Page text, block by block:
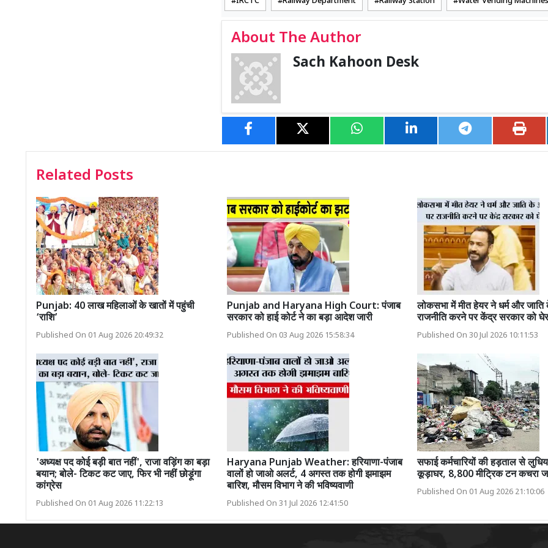
About The Author
Sach Kahoon Desk
Related Posts
Punjab: 40 लाख महिलाओं के खातों में पहुंची
‘राशि’
Published On 01 Aug 2026 20:49:32
Punjab and Haryana High Court: पंजाब
सरकार को हाई कोर्ट ने का बड़ा आदेश जारी
Published On 03 Aug 2026 15:58:34
लोकसभा में मीत हेयर ने धर्म और
राजनीति करने पर केंद्र सरकार को
Published On 30 Jul 2026 10:11:53
'अध्यक्ष पद कोई बड़ी बात नहीं', राजा वड़िंग का बड़ा
बयान; बोले- टिकट कट जाए, फिर भी नहीं छोड़ूंगा
कांग्रेस
Published On 01 Aug 2026 11:22:13
Haryana Punjab Weather: हरियाणा-पंजाब
वालों हो जाओ अलर्ट, 4 अगस्त तक होगी झमाझम
बारिश, मौसम विभाग ने की भविष्यवाणी
Published On 31 Jul 2026 12:41:50
सफाई कर्मचारियों की हड़ताल से
कूड़ाघर, 8,800 मीट्रिक टन कचरा
Published On 01 Aug 2026 21:10:06